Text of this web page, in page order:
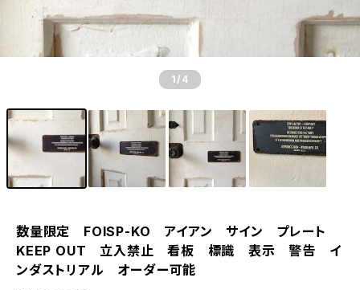
1 /4
数量限定 FOISP-KO アイアン サイン プレート
KEEP OUT 立入禁止 看板 標識 表示 警告 イ
ンダストリアル オーダー可能